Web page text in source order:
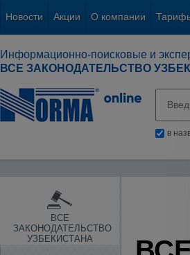
Новости Акции О компании
Информационно-поисковые и
ВСЕ ЗАКОНОДАТЕЛЬСТВО
в
ВСЕ
ЗАКОНОДАТЕЛЬСТВО
УЗБЕКИСТАНА